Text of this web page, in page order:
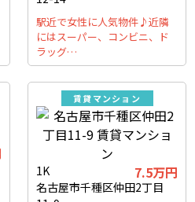
駅近で女性に人気物件♪近隣
にはスーパー、コンビニ、ド
ラッグ…
賃貸マンション
1K 7.5万円
名古屋市千種区仲田2丁目